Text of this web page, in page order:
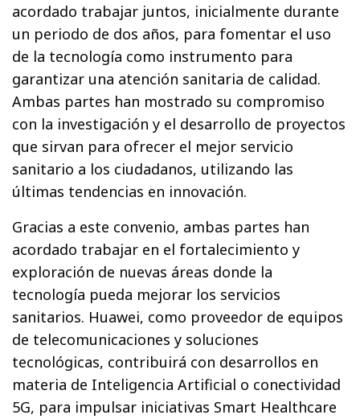
acordado trabajar juntos, inicialmente durante
un periodo de dos años, para fomentar el uso
de la tecnología como instrumento para
garantizar una atención sanitaria de calidad.
Ambas partes han mostrado su compromiso
con la investigación y el desarrollo de proyectos
que sirvan para ofrecer el mejor servicio
sanitario a los ciudadanos, utilizando las
últimas tendencias en innovación.
Gracias a este convenio, ambas partes han
acordado trabajar en el fortalecimiento y
exploración de nuevas áreas donde la
tecnología pueda mejorar los servicios
sanitarios. Huawei, como proveedor de equipos
de telecomunicaciones y soluciones
tecnológicas, contribuirá con desarrollos en
materia de Inteligencia Artificial o conectividad
5G, para impulsar iniciativas Smart Healthcare